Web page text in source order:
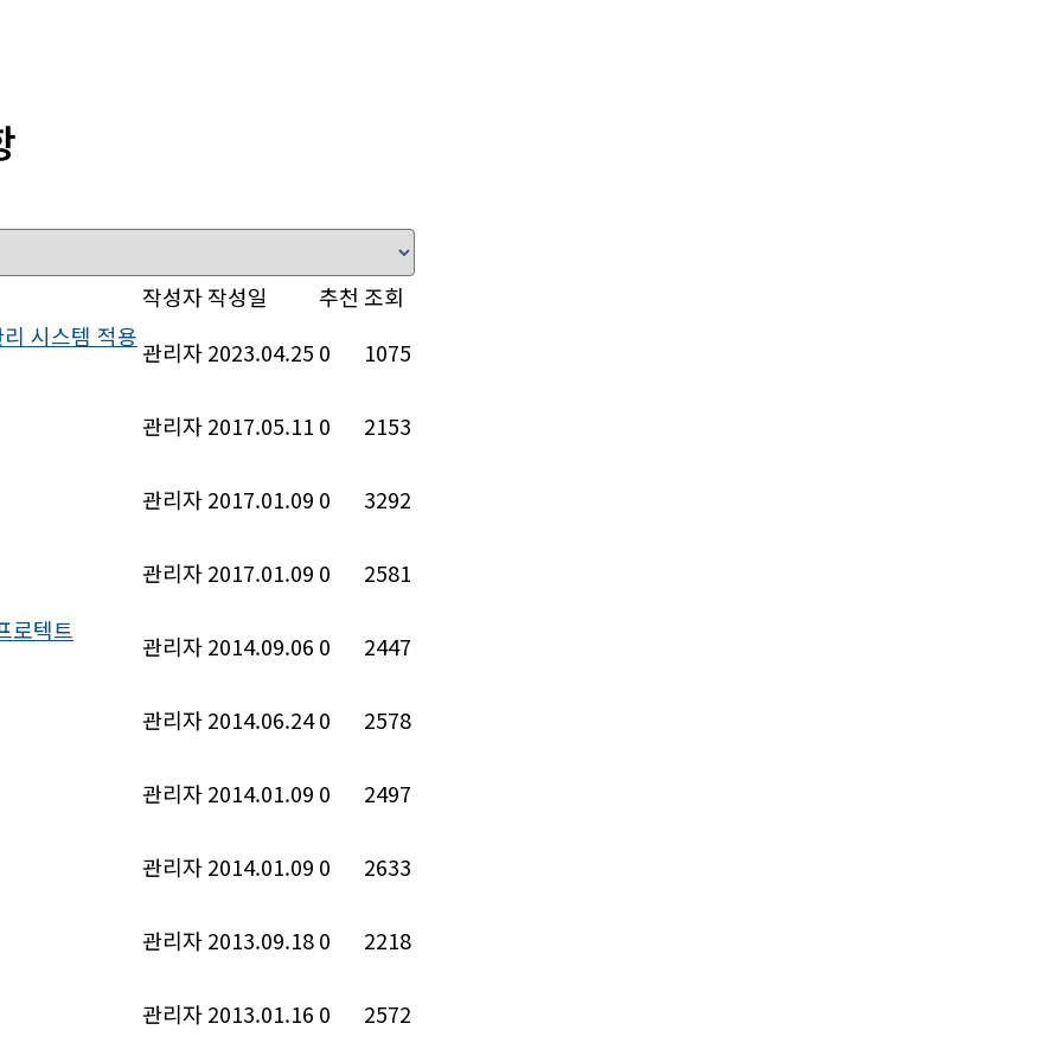
작성자작성일 추천 조회
시스템 적용
관리자2023.04.25 0 1075
관리자2017.05.11 0 2153
관리자2017.01.09 0 3292
관리자2017.01.09 0
2581
로텍트
관리자2014.09.06 0 2447
관리자2014.06.240 2578
관리자2014.01.09 0 2497
관리자2014.01.09 0 2633
관리자2013.09.180 2218
관리자2013.01.16 0 2572